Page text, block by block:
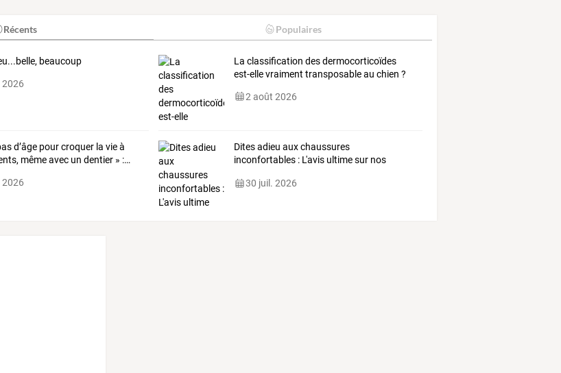
Récents Populaires
beaucoup
La classification des dermocorticoïdes
est-elle vraiment transposable au chien ?
2 août 2026
d’âgepourcroquerla vieà
mêmeavecun dentier» :…
2026
Ditesadieu auxchaussures
inconfortables : L'avis ultimesur nos
30 juil. 2026